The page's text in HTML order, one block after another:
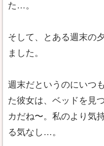
た…。
そして、とある週末の
ました。
週末だというのにいつ
た彼女は、ベッドを見
カだね〜。私のより気
る気なし…。